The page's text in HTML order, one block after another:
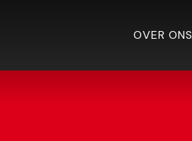
OVER ONS